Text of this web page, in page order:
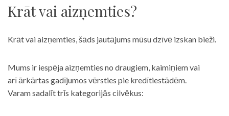
Krāt vai aizņemties?
Krāt vai aizņemties, šāds jautājums mūsu dzīvē izskan bieži.
Mums ir iespēja aizņemties no draugiem, kaimiņiem vai
arī ārkārtas gadījumos vērsties pie kredītiestādēm.
Varam sadalīt trīs kategorijās cilvēkus: